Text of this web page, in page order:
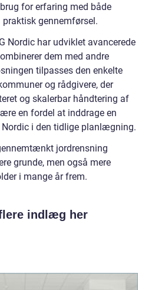
for erfaring med både
gennemførsel.
Nordic har udviklet avancerede
dem med andre
tilpasses den enkelte
og rådgivere, der
og skalerbar håndtering af
en fordel at inddrage en
Nordic i den tidlige planlægning.
jordrensning
grunde, men også mere
i mange år frem.
indlæg her